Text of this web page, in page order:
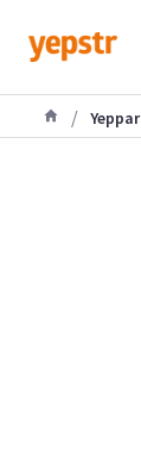
/ Yeppar